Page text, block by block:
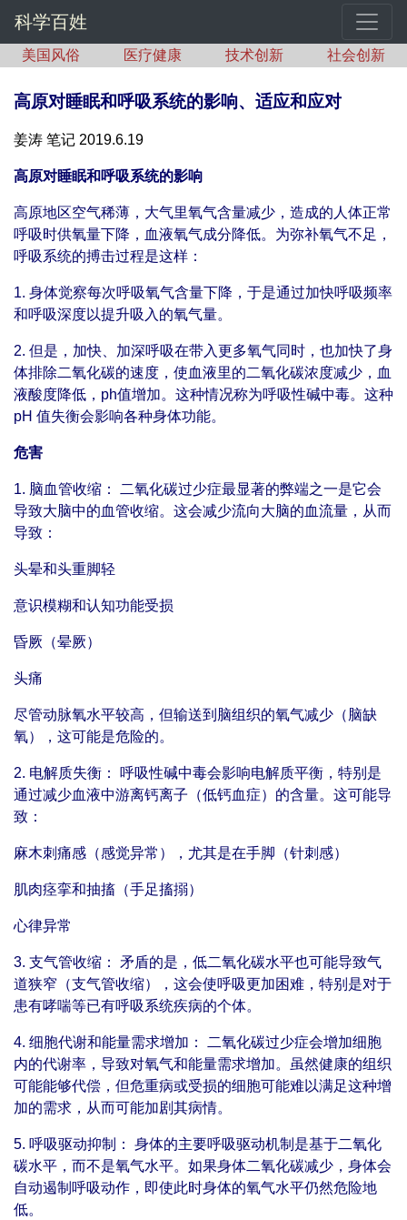
科学百姓
美国风俗 医疗健康 技术创新 社会创新
高原对睡眠和呼吸系统的影响、适应和应对
姜涛 笔记 2019.6.19
高原对睡眠和呼吸系统的影响
高原地区空气稀薄，大气里氧气含量减少，造成的人体正常
呼吸时供氧量下降，血液氧气成分降低。为弥补氧气不足，
呼吸系统的搏击过程是这样：
1. 身体觉察每次呼吸氧气含量下降，于是通过加快呼吸频率
和呼吸深度以提升吸入的氧气量。
2. 但是，加快、加深呼吸在带入更多氧气同时，也加快了身
体排除二氧化碳的速度，使血液里的二氧化碳浓度减少，血
液酸度降低，ph值增加。这种情况称为呼吸性碱中毒。这种
pH 值失衡会影响各种身体功能。
危害
1. 脑血管收缩： 二氧化碳过少症最显著的弊端之一是它会
导致大脑中的血管收缩。这会减少流向大脑的血流量，从而
导致：
头晕和头重脚轻
意识模糊和认知功能受损
昏厥（晕厥）
头痛
尽管动脉氧水平较高，但输送到脑组织的氧气减少（脑缺
氧），这可能是危险的。
2. 电解质失衡： 呼吸性碱中毒会影响电解质平衡，特别是
通过减少血液中游离钙离子（低钙血症）的含量。这可能导
致：
麻木刺痛感（感觉异常），尤其是在手脚（针刺感）
肌肉痉挛和抽搐（手足搐搦）
心律异常
3. 支气管收缩： 矛盾的是，低二氧化碳水平也可能导致气
道狭窄（支气管收缩），这会使呼吸更加困难，特别是对于
患有哮喘等已有呼吸系统疾病的个体。
4. 细胞代谢和能量需求增加： 二氧化碳过少症会增加细胞
内的代谢率，导致对氧气和能量需求增加。虽然健康的组织
可能能够代偿，但危重病或受损的细胞可能难以满足这种增
加的需求，从而可能加剧其病情。
5. 呼吸驱动抑制： 身体的主要呼吸驱动机制是基于二氧化
碳水平，而不是氧气水平。如果身体二氧化碳减少，身体会
自动遏制呼吸动作，即使此时身体的氧气水平仍然危险地
低。